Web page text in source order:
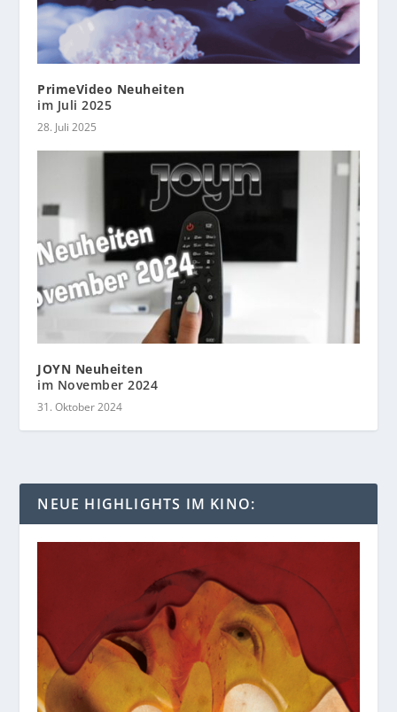
PrimeVideo Neuheiten
im Juli 2025
28. Juli 2025
JOYN Neuheiten
im November 2024
31. Oktober 2024
NEUE HIGHLIGHTS IM KINO: